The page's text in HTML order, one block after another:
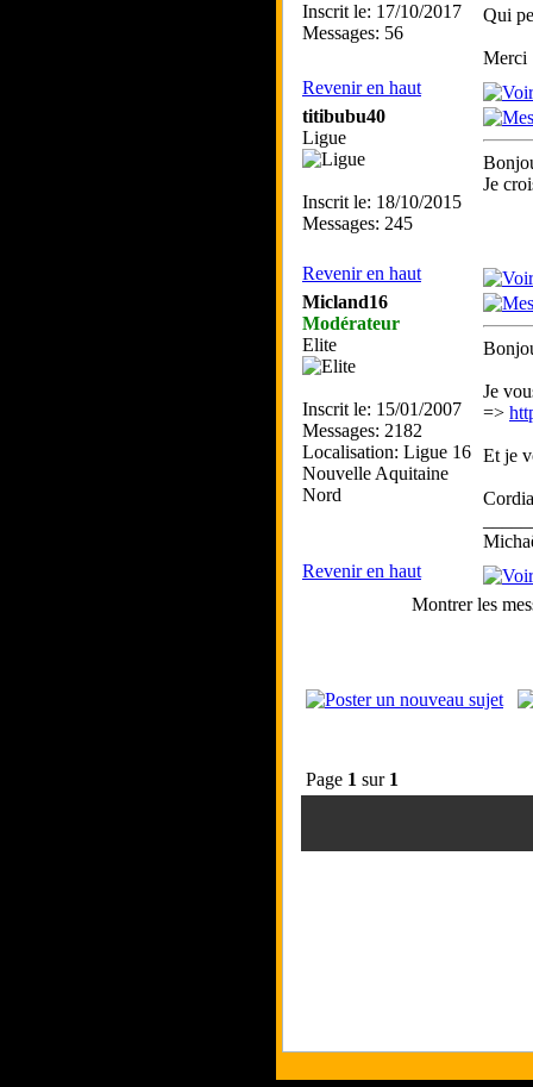
Inscrit le: 17/10/2017
Messages: 56
Qui
Merci
Revenir en haut
titibubu40
Ligue
Inscrit le: 18/10/2015
Messages: 245
Je
Revenir en haut
Micland16
Modérateur
Elite
Inscrit le: 15/01/2007
Messages: 2182
Localisation: Ligue 16
Nouvelle Aquitaine
Nord
Je
=>
Et je
Revenir en haut
Montrer les
Page 1 sur 1